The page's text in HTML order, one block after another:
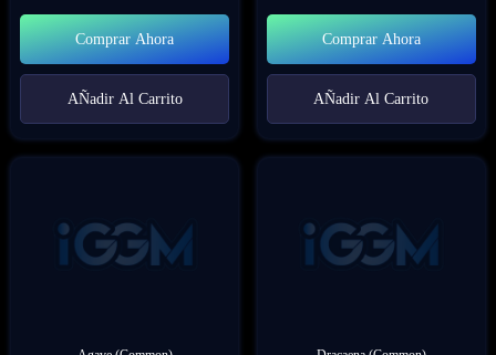
Comprar Ahora
AÑadir Al Carrito
Comprar Ahora
AÑadir Al Carrito